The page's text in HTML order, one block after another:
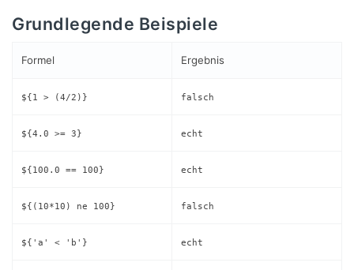
Grundlegende Beispiele
Formel Ergebnis
${1 > (4/2)} falsch
${4.0 >= 3} echt
${100.0 == 100} echt
${(10*10) ne 100} falsch
${'a' < 'b'} echt